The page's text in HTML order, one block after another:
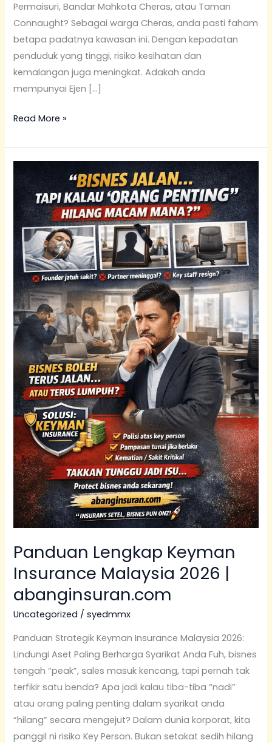
Permaisuri, Bandar Mahkota Cheras, atau Taman
Connaught? Sebagai warga Cheras, anda pasti faham
betapa padatnya kawasan ini. Dengan kepadatan
penduduk yang tinggi, risiko kesihatan dan
kemalangan juga meningkat. Adakah anda
mempunyai Ejen […]
Read More »
Panduan Lengkap Keyman
Insurance Malaysia 2026 |
abanginsuran.com
Uncategorized /syedmmx
Panduan Strategik Keyman Insurance Malaysia 2026:
Lindungi Aset Paling Berharga Syarikat Anda Fuh, bisnes
tengah “peak”, sales masuk kencang, tapi pernah tak
terfikir satu benda? Apa jadi kalau tiba-tiba “nadi”
atau orang paling penting dalam syarikat anda
“hilang” secara mengejut? Dalam dunia korporat, kita
panggil ni risiko Key Person. Bukan setakat sedih hilang
Lengkap
Keyman
Insurance
Malaysia
2026
abanginsuran.com